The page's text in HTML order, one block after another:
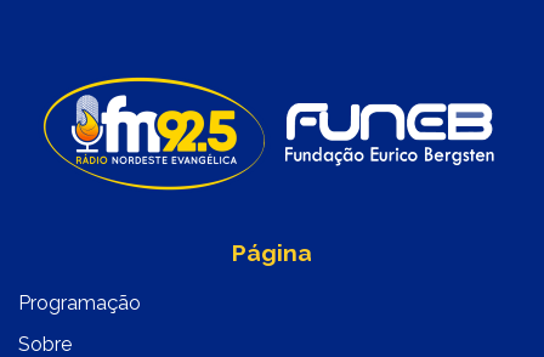
Página
Programação
Sobre